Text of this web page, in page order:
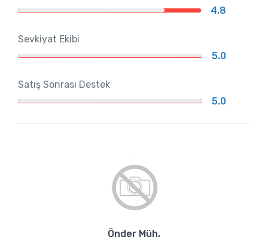
4.8
Sevkiyat Ekibi
5.0
Satış Sonrası Destek
5.0
Önder Müh.